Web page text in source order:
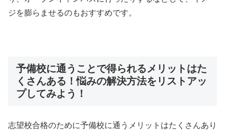
ジを膨らませるのもおすすめです。
予備校に通うことで得られるメリットはた
くさんある！悩みの解決方法をリストアッ
プしてみよう！
志望校合格のために予備校に通うメリットはたくさんあり